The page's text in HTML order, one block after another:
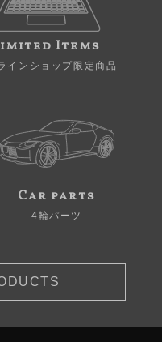
Items
インショップ限定商品
Car parts
4輪パーツ